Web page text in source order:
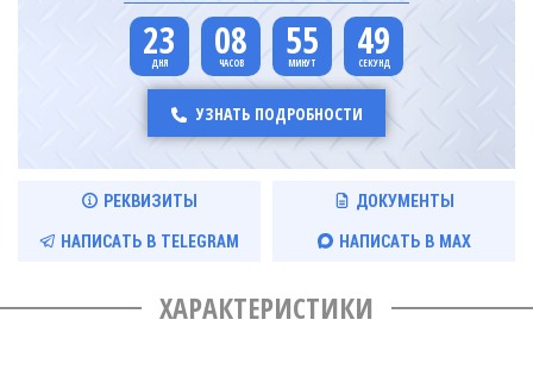
23 08 55 49
УЗНАТЬ ПОДРОБНОСТИ
РЕКВИЗИТЫ ДОКУМЕНТЫ
НАПИСАТЬ В TELEGRAM НАПИСАТЬ В MAX
ХАРАКТЕРИСТИКИ